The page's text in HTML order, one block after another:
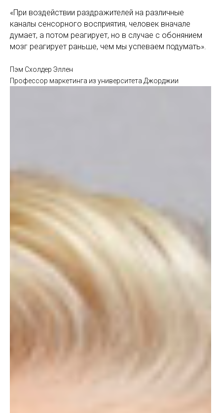
«При воздействии раздражителей на различные
каналы сенсорного восприятия, человек вначале
думает, а потом реагирует, но в случае с обонянием
мозг реагирует раньше, чем мы успеваем подумать».
Пэм Схолдер Эллен
Профессор маркетинга из университета Джорджии